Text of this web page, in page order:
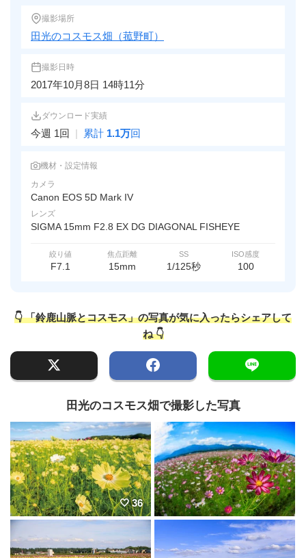
撮影場所
田光のコスモス畑（菰野町）
撮影日時
2017年10月8日 14時11分
ダウンロード実績
今週 1回 | 累計 1.1万回
機材・設定情報
カメラ
Canon EOS 5D Mark IV
レンズ
SIGMA 15mm F2.8 EX DG DIAGONAL FISHEYE
絞り値
F7.1
焦点距離
15mm
SS
1/125秒
ISO感度
100
👇 「鈴鹿山脈とコスモス」の写真が気に入ったらシェアして
ね 👇
田光のコスモス畑で撮影した写真
36